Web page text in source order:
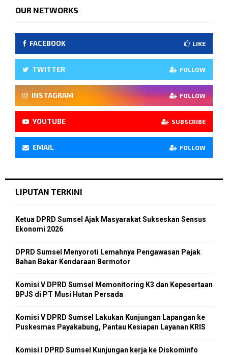
OUR NETWORKS
FACEBOOK LIKE
TWITTER FOLLOW
INSTAGRAM FOLLOW
YOUTUBE SUBSCRIBE
EMAIL FOLLOW
LIPUTAN TERKINI
Ketua DPRD Sumsel Ajak Masyarakat Sukseskan Sensus
Ekonomi 2026
DPRD Sumsel Menyoroti Lemahnya Pengawasan Pajak
Bahan Bakar Kendaraan Bermotor
Komisi V DPRD Sumsel Memonitoring K3 dan Kepesertaan
BPJS di PT Musi Hutan Persada
Komisi V DPRD Sumsel Lakukan Kunjungan Lapangan ke
Puskesmas Payakabung, Pantau Kesiapan Layanan KRIS
Komisi I DPRD Sumsel Kunjungan kerja ke Diskominfo